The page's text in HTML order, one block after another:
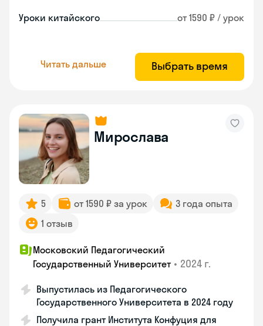
Уроки китайского от 1590 ₽ / урок
Читать дальше Выбрать время
Мирослава
5 от 1590 ₽ за урок
3 года опыта
1 отзыв
Московский Педагогический
Государственный Университет • 2024 г.
Выпустилась из Педагогического
Государственного Университета в 2024 году
Получила грант Института Конфуция для